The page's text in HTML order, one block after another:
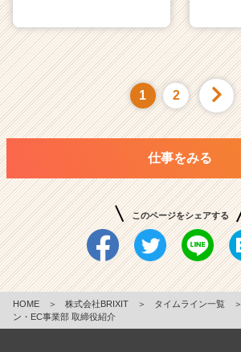
1 2
仕事をみる
このページをシェアする
HOME ＞ 株式会社BRIXIT ＞ タイムライン一覧 ＞
ン・EC事業部 取締役紹介